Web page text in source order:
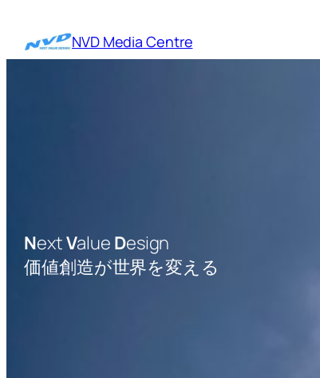
を
NVD Media Centre
NextValue Design
価値創造が世界を変える